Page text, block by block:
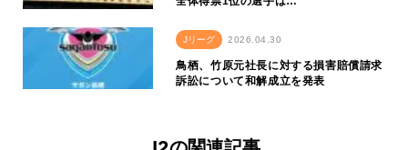
Jリーグ 2026.04.30
鳥栖、竹原元社長に対する損害賠償請求
訴訟について和解成立を発表